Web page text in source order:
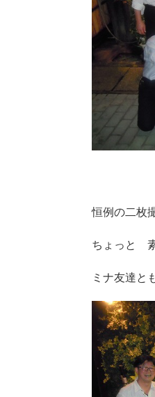
恒例の二枚
ちょっと
ミナ友達